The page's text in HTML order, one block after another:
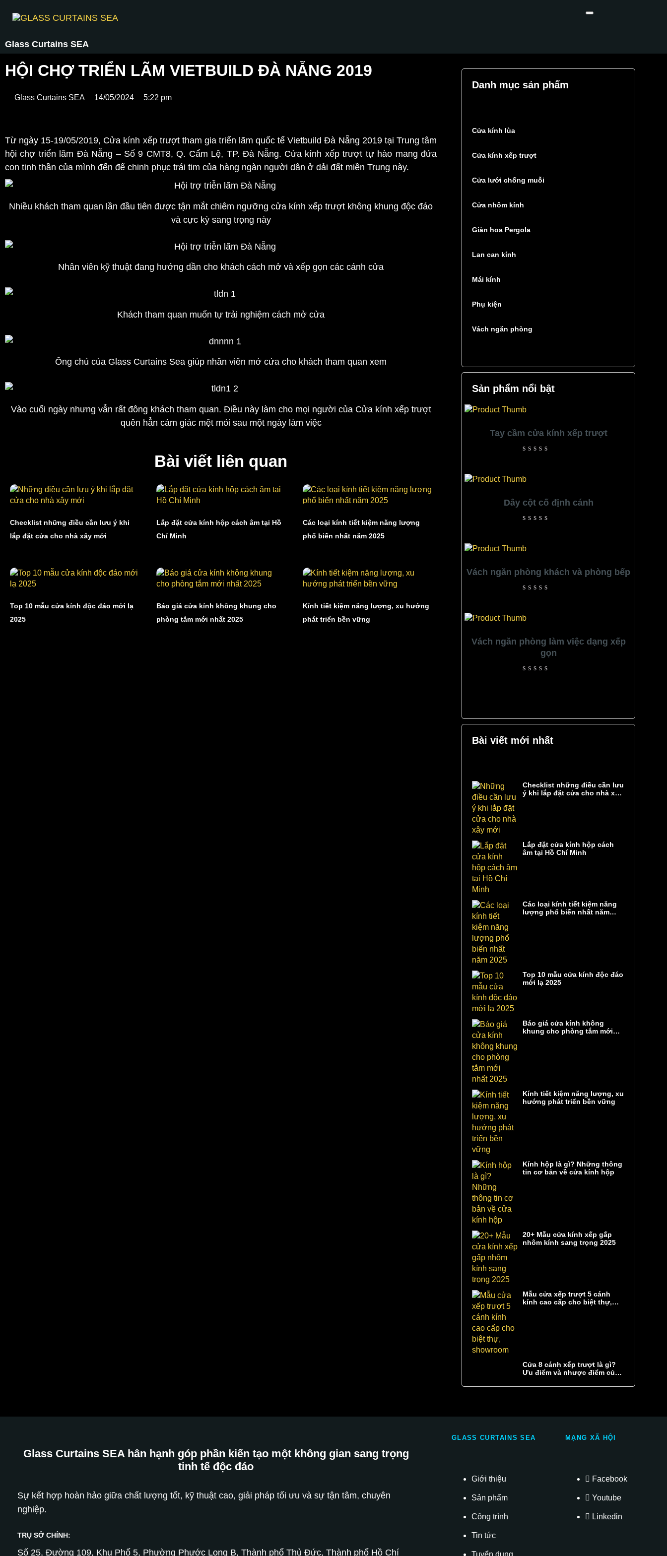
Glass Curtains SEA
HỘI CHỢ TRIỂN LÃM VIETBUILD ĐÀ NẴNG 2019
Glass Curtains SEA 14/05/2024 5:22 pm
Từ ngày 15-19/05/2019, Cửa kính xếp trượt tham gia triển lãm quốc tế Vietbuild Đà Nẵng 2019 tại Trung tâm
hội chợ triển lãm Đà Nẵng – Số 9 CMT8, Q. Cẩm Lệ, TP. Đà Nẵng. Cửa kính xếp trượt tự hào mang đứa
con tinh thần của mình đến để chinh phục trái tim của hàng ngàn người dân ở dải đất miền Trung này.
Nhiều khách tham quan lần đầu tiên được tận mắt chiêm ngưỡng cửa kính xếp trượt không khung độc đáo
và cực kỳ sang trọng này
Nhân viên kỹ thuật đang hướng dần cho khách cách mở và xếp gọn các cánh cửa
Khách tham quan muốn tự trải nghiệm cách mở cửa
Ông chủ của Glass Curtains Sea giúp nhân viên mở cửa cho khách tham quan xem
Vào cuối ngày nhưng vẫn rất đông khách tham quan. Điều này làm cho mọi người của Cửa kính xếp trượt
quên hẳn cảm giác mệt mỏi sau một ngày làm việc
Bài viết liên quan
Checklist những điều cần lưu ý khi
lắp đặt cửa cho nhà xây mới
Lắp đặt cửa kính hộp cách âm tại Hồ
Chí Minh
Các loại kính tiết kiệm năng lượng
phổ biến nhất năm 2025
Top 10 mẫu cửa kính độc đáo mới lạ
2025
Báo giá cửa kính không khung cho
phòng tắm mới nhất 2025
Kính tiết kiệm năng lượng, xu hướng
phát triển bền vững
Danh mục sản phẩm
Cửa kính lùa
Cửa kính xếp trượt
Cửa lưới chống muỗi
Cửa nhôm kính
Giàn hoa Pergola
Lan can kính
Mái kính
Phụ kiện
Vách ngăn phòng
Sản phẩm nổi bật
Tay cầm cửa kính xếp trượt
of
5
Dây cột cố định cánh
of
5
Vách ngăn phòng khách và phòng bếp
of
5
Vách ngăn phòng làm việc dạng xếp
gọn
Bài viết mới nhất
Checklist những điều cần lưu
ý khi lắp đặt cửa cho nhà xây
Lắp đặt cửa kính hộp cách
âm tại Hồ Chí Minh
Các loại kính tiết kiệm năng
lượng phổ biến nhất năm
Top 10 mẫu cửa kính độc đáo
mới lạ 2025
Báo giá cửa kính không
khung cho phòng tắm mới
Kính tiết kiệm năng lượng, xu
hướng phát triển bền vững
Kính hộp là gì? Những thông
tin cơ bản về cửa kính hộp
20+ Mẫu cửa kính xếp gấp
nhôm kính sang trọng 2025
Mẫu cửa xếp trượt 5 cánh
kính cao cấp cho biệt thự,
Cửa 8 cánh xếp trượt là gì?
Ưu điểm và nhược điểm của
Glass Curtains SEA hân hạnh góp phần kiến tạo một không gian sang trọng
tinh tế độc đáo
Sự kết hợp hoàn hảo giữa chất lượng tốt, kỹ thuật cao, giải pháp tối ưu và sự tận tâm, chuyên
nghiệp.
TRỤ SỞ CHÍNH:
Số 25, Đường 109, Khu Phố 5, Phường Phước Long B, Thành phố Thủ Đức, Thành phố Hồ Chí
GLASS CURTAINS SEA
Giới thiệu
Sản phẩm
Công trình
Tin tức
Tuyển dụng
MẠNG XÃ HỘI
Facebook
Youtube
Linkedin